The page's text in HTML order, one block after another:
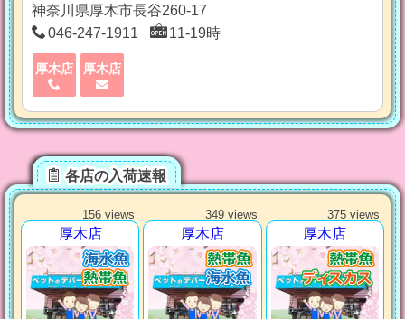
神奈川県厚木市長谷260-17
046-247-1911
11-19時
厚木店 厚木店
各店の入荷速報
156 views
厚木店
349 views
厚木店
375 views
厚木店